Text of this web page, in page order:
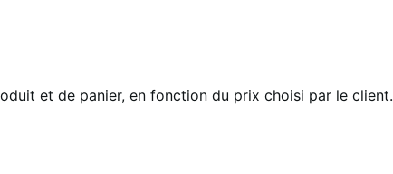
et de panier, en fonction du prix choisi par le client.